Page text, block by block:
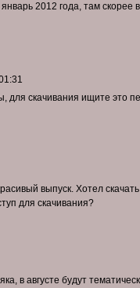
2012 года, там скорее
для скачивания ищите это
выпуск. Хотел
для скачивания?
в августе будут